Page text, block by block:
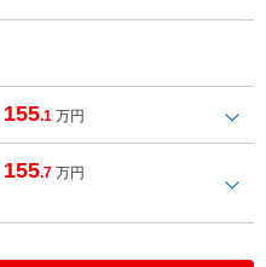
155.1 万円
155.7 万円